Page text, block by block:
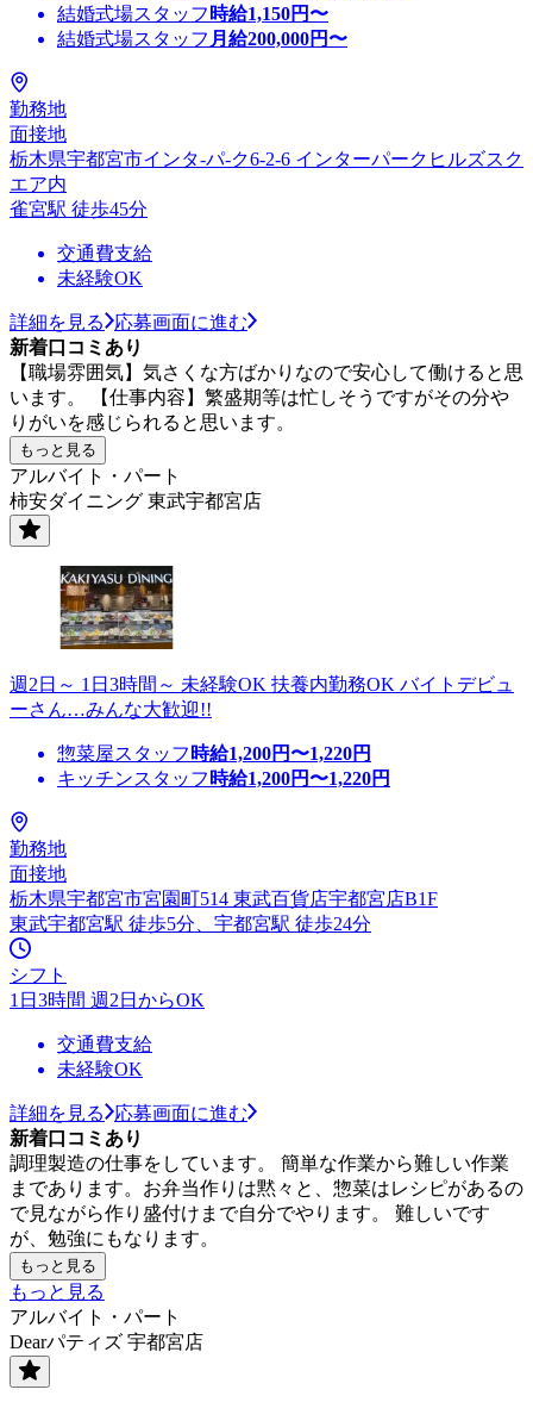
結婚式場スタッフ 時給1,150円〜
結婚式場スタッフ 月給200,000円〜
勤務地
面接地
栃木県宇都宮市インタ-パ-ク6-2-6 インターパークヒルズスク
エア内
雀宮駅 徒歩45分
交通費支給
未経験OK
詳細を見る
応募画面に進む
新着口コミあり
【職場雰囲気】気さくな方ばかりなので安心して働けると思
います。 【仕事内容】繁盛期等は忙しそうですがその分や
りがいを感じられると思います。
もっと見る
アルバイト・パート
柿安ダイニング 東武宇都宮店
週2日～ 1日3時間～ 未経験OK 扶養内勤務OK バイトデビュ
ーさん…みんな大歓迎!!
惣菜屋スタッフ 時給1,200円〜1,220円
キッチンスタッフ 時給1,200円〜1,220円
勤務地
面接地
栃木県宇都宮市宮園町514 東武百貨店宇都宮店B1F
東武宇都宮駅 徒歩5分、宇都宮駅 徒歩24分
シフト
1日3時間 週2日からOK
交通費支給
未経験OK
詳細を見る
応募画面に進む
新着口コミあり
調理製造の仕事をしています。 簡単な作業から難しい作業
まであります。お弁当作りは黙々と、惣菜はレシピがあるの
で見ながら作り盛付けまで自分でやります。 難しいです
が、勉強にもなります。
もっと見る
もっと見る
アルバイト・パート
Dearパティズ 宇都宮店